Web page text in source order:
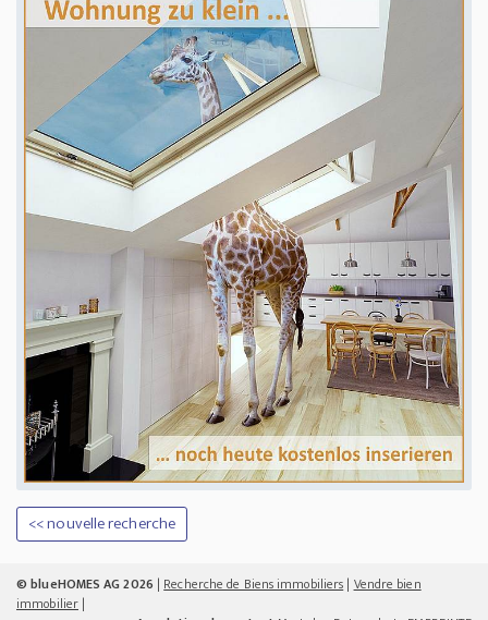
<< nouvelle recherche
© blueHOMES AG 2026 | Recherche de Biens immobiliers | Vendre bien
immobilier |